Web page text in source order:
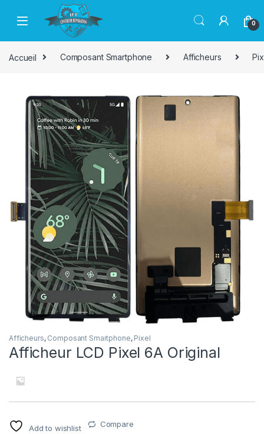
Passer à la navigation
Aller au contenu
0
Accueil Composant Smartphone Afficheurs
Afficheurs, Composant Smartphone, Pixel
Afficheur LCD Pixel 6A Original
Add to wishlist Compare